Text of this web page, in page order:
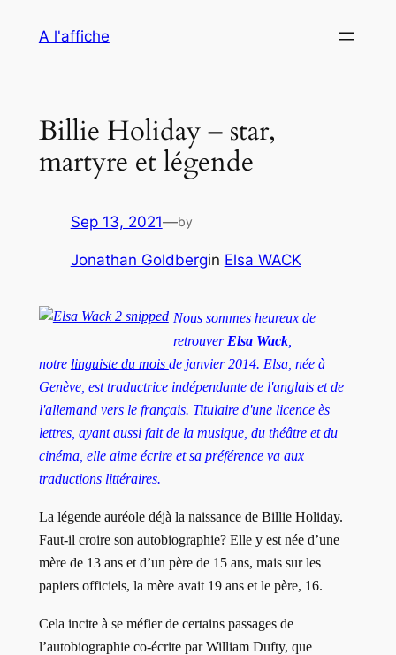
A l'affiche
Billie Holiday – star,
martyre et légende
Sep 13, 2021—by
Jonathan Goldbergin Elsa WACK
Nous sommes heureux de
retrouver Elsa Wack,
notre linguiste du mois de janvier 2014. Elsa, née à
Genève, est traductrice indépendante de l'anglais et de
l'allemand vers le français. Titulaire d'une licence ès
lettres, ayant aussi fait de la musique, du théâtre et du
cinéma, elle aime écrire et sa préférence va aux
traductions littéraires.
La légende auréole déjà la naissance de Billie Holiday.
Faut-il croire son autobiographie? Elle y est née d’une
mère de 13 ans et d’un père de 15 ans, mais sur les
papiers officiels, la mère avait 19 ans et le père, 16.
Cela incite à se méfier de certains passages de
l’autobiographie co-écrite par William Dufty, que